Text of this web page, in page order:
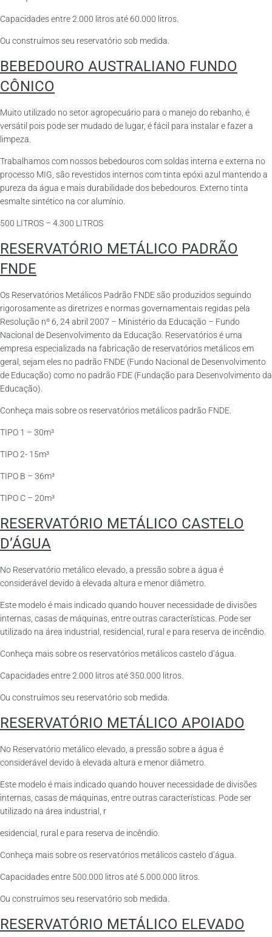
Capacidades entre 2.000 litros até 60.000 litros.
Ou construímos seu reservatório sob medida.
BEBEDOURO AUSTRALIANO FUNDO
CÔNICO
Muito utilizado no setor agropecuário para o manejo do rebanho, é
versátil pois pode ser mudado de lugar, é fácil para instalar e fazer a
limpeza.
Trabalhamos com nossos bebedouros com soldas interna e externa no
processo MIG, são revestidos internos com tinta epóxi azul mantendo a
pureza da água e mais durabilidade dos bebedouros. Externo tinta
esmalte sintético na cor alumínio.
500 LITROS – 4.300 LITROS
RESERVATÓRIO METÁLICO PADRÃO
FNDE
Os Reservatórios Metálicos Padrão FNDE são produzidos seguindo
rigorosamente as diretrizes e normas governamentais regidas pela
Resolução nº 6, 24 abril 2007 – Ministério da Educação – Fundo
Nacional de Desenvolvimento da Educação. Reservatórios é uma
empresa especializada na fabricação de reservatórios metálicos em
geral, sejam eles no padrão FNDE (Fundo Nacional de Desenvolvimento
de Educação) como no padrão FDE (Fundação para Desenvolvimento da
Educação).
Conheça mais sobre os reservatórios metálicos padrão FNDE.
TIPO 1 – 30m³
TIPO 2- 15m³
TIPO B – 36m³
TIPO C – 20m³
RESERVATÓRIO METÁLICO CASTELO
D’ÁGUA
No Reservatório metálico elevado, a pressão sobre a água é
considerável devido à elevada altura e menor diâmetro.
Este modelo é mais indicado quando houver necessidade de divisões
internas, casas de máquinas, entre outras características. Pode ser
utilizado na área industrial, residencial, rural e para reserva de incêndio.
Conheça mais sobre os reservatórios metálicos castelo d’água.
Capacidades entre 2.000 litros até 350.000 litros.
Ou construímos seu reservatório sob medida.
RESERVATÓRIO METÁLICO APOIADO
No Reservatório metálico elevado, a pressão sobre a água é
considerável devido à elevada altura e menor diâmetro.
Este modelo é mais indicado quando houver necessidade de divisões
internas, casas de máquinas, entre outras características. Pode ser
utilizado na área industrial, r
esidencial, rural e para reserva de incêndio.
Conheça mais sobre os reservatórios metálicos castelo d’água.
Capacidades entre 500.000 litros até 5.000.000 litros.
Ou construímos seu reservatório sob medida.
RESERVATÓRIO METÁLICO ELEVADO